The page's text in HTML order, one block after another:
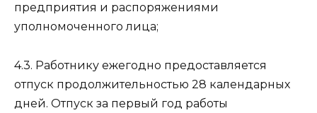
предприятия и распоряжениями
уполномоченного лица;
4.3. Работнику ежегодно предоставляется
отпуск продолжительностью 28 календарных
дней. Отпуск за первый год работы